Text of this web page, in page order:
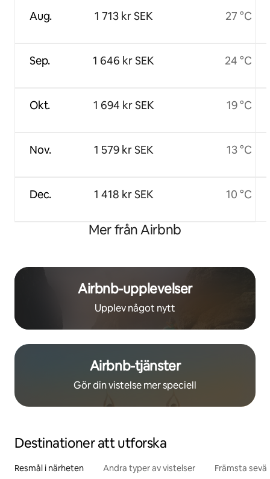
Aug.
Sep.
Okt.
Nov.
Dec.
1 713 kr SEK
1 646 kr SEK
1 694 kr SEK
1 579 kr SEK
1 418 kr SEK
27 °C
24 °C
19 °C
13 °C
10 °C
Mer från Airbnb
Airbnb-upplevelser
Upplev något nytt
Airbnb-tjänster
Gör din vistelse mer speciell
Destinationer att utforska
Resmål i närheten Andra typer av vistelser Främsta